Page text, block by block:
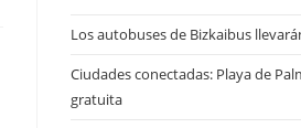
Los autobuses de Bizkaibus
Ciudades conectadas: Playa de
gratuita